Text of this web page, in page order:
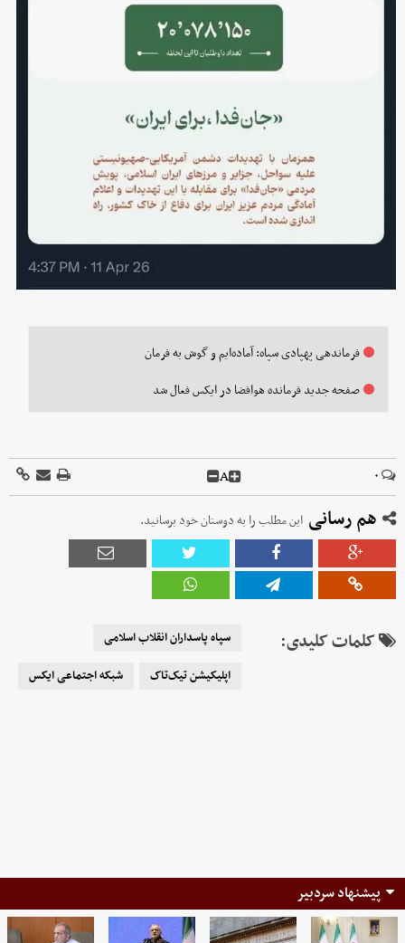
فرماندهی پهپادی سپاه: آماده‌ایم و گوش به فرمان
صفحه جدید فرمانده هوافضا در ایکس فعال شد
۰ A
هم رسانی این مطلب را به دوستان خود برسانید.
کلمات کلیدی:
سپاه پاسداران انقلاب اسلامی
اپلیکیشن تیک‌تاک
شبکه اجتماعی ایکس
پیشنهاد سردبیر